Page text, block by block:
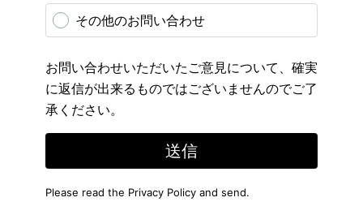
その他のお問い合わせ
お問い合わせいただいたご意見について、確実
に返信が出来るものではございませんのでご了
承ください。
送信
Please read the Privacy Policy and send.